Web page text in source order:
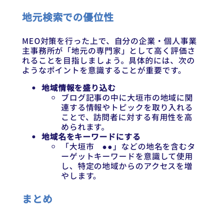
地元検索での優位性
MEO対策を行った上で、自分の企業・個人事業
主事務所が「地元の専門家」として高く評価さ
れることを目指しましょう。具体的には、次の
ようなポイントを意識することが重要です。
地域情報を盛り込む
ブログ記事の中に大垣市の地域に関
連する情報やトピックを取り入れる
ことで、訪問者に対する有用性を高
められます。
地域名をキーワードにする
「大垣市 ●●」などの地名を含むタ
ーゲットキーワードを意識して使用
し、特定の地域からのアクセスを増
やします。
まとめ